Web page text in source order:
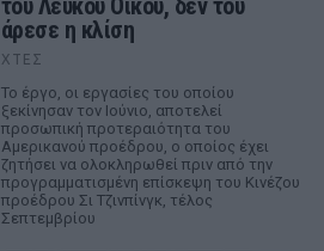
του Λευκού Οίκου, δεν του
άρεσε η κλίση
ΧΤΕΣ
Το έργο, οι εργασίες του οποίου
ξεκίνησαν τον Ιούνιο, αποτελεί
προσωπική προτεραιότητα του
Αμερικανού προέδρου, ο οποίος έχει
ζητήσει να ολοκληρωθεί πριν από την
προγραμματισμένη επίσκεψη του Κινέζου
προέδρου Σι Τζινπίνγκ, τέλος
Σεπτεμβρίου